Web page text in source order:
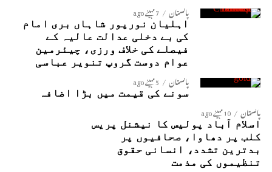
پاکستان 7 مہینے ago
اہلیان نورپور شاہاں بری امام
کی بے دخلی عدالت عالیہ کے
فیصلے کی خلاف ورزی، چیئرمین
عوام دوست گروپ تنویر عباسی
پاکستان 5 مہینے ago
سونے کی قیمت میں بڑا اضافہ
پاکستان 10 مہینے ago
اسلام آباد پولیس کا نیشنل پریس
کلب پر دھاوا، صحافیوں پر
بدترین تشدد، انسانی حقوق
تنظیموں کی مذمت